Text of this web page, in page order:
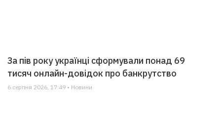
За пів року українці сформували понад 69
тисяч онлайн-довідок про банкрутство
6 серпня 2026, 17:49 • Новини